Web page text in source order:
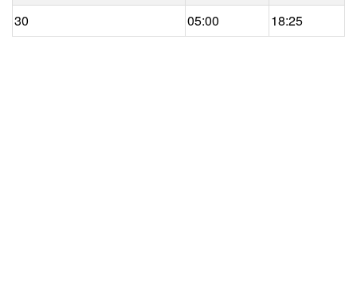
30
05:00 18:25